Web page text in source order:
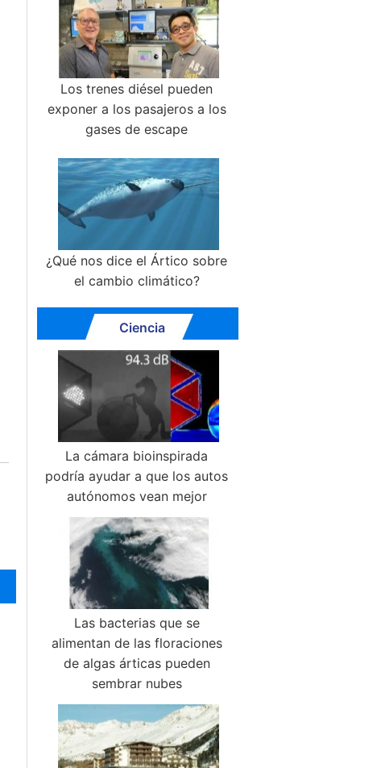
Los trenes diésel pueden
exponer a los pasajeros a los
gases de escape
¿Qué nos dice el Ártico sobre
el cambio climático?
Ciencia
La cámara bioinspirada
podría ayudar a que los autos
autónomos vean mejor
Las bacterias que se
alimentan de las floraciones
de algas árticas pueden
sembrar nubes